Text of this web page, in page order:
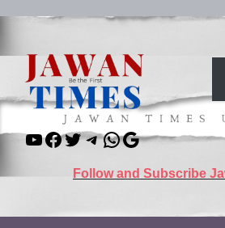
content
YouTube
Facebook
TwitterTelegram
WhatsApp
Google
Follow and Subscribe